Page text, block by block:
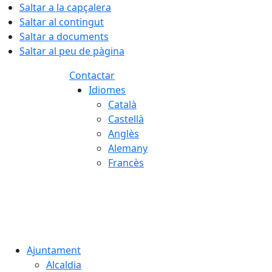
Saltar a la capçalera
Saltar al contingut
Saltar a documents
Saltar al peu de pàgina
Contactar
Idiomes
Català
Castellà
Anglès
Alemany
Francès
Ajuntament
Alcaldia